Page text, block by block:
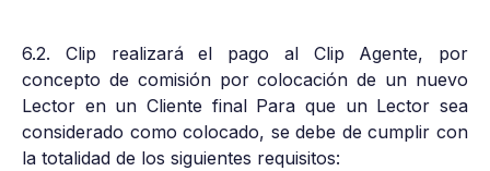
6.2. Clip realizará el pago al Clip Agente, por
concepto de comisión por colocación de un nuevo
Lector en un Cliente final Para que un Lector sea
considerado como colocado, se debe de cumplir con
la totalidad de los siguientes requisitos: